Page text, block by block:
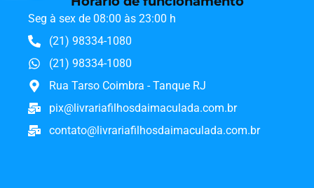
Seg à sex de 08:00 às 23:00 h
(21) 98334-1080
(21) 98334-1080
Rua Tarso Coimbra - Tanque RJ
pix@livrariafilhosdaimaculada.com.br
contato@livrariafilhosdaimaculada.com.br